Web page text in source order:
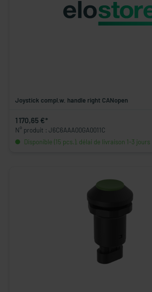
Joystick compl.w. handle right CANopen
1 170,65 €*
N° produit : J6C6AAA00GA0011C
Disponible (15 pcs.), délai de livraison 1-3 jours